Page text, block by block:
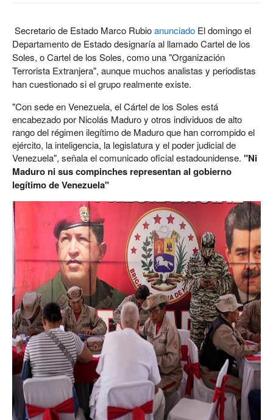
Secretario de Estado Marco Rubioanunciado El domingo el
Departamento de Estado designaría al llamado Cartel de los
Soles, o Cartel de los Soles, como una "Organización
Terrorista Extranjera", aunque muchos analistas y periodistas
han cuestionado si el grupo realmente existe.
"Con sede en Venezuela, el Cártel de los Soles está
encabezado por Nicolás Maduro y otros individuos de alto
rango del régimen ilegítimo de Maduro que han corrompido el
ejército, la inteligencia, la legislatura y el poder judicial de
Venezuela", señala el comunicado oficial estadounidense. "Ni
Maduro ni sus compinches representan al gobierno
legítimo de Venezuela"